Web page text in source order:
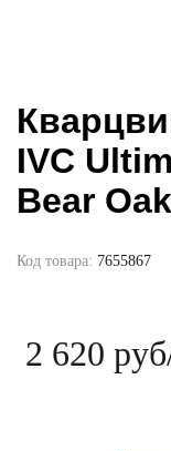
IVC
Bear Oak
Код товара: 7655867
2 620 руб